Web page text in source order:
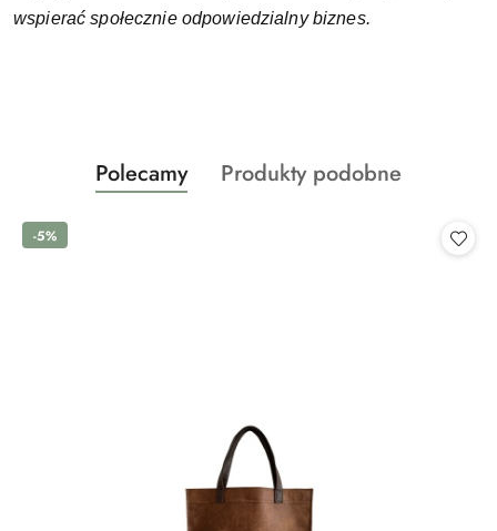
wspierać społecznie odpowiedzialny biznes.
Pomiń karuzelę produktów
Produkty
o
Polecamy
Produkty
Produkty podobne
-5%